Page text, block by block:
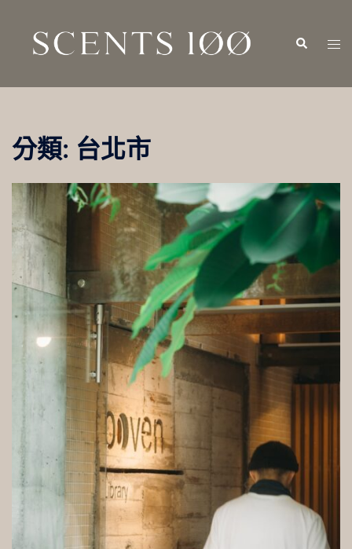
內
Search
分類: 台北市